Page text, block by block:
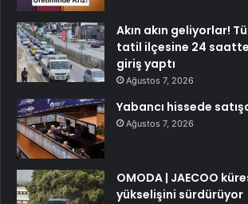
Akın akın geliyorlar!
tatil ilçesine 24
giriş yaptı
Ağustos 7, 2026
Yabancı hissede
Ağustos 7, 2026
OMODA | JAECOO
yükselişini sürdürüyor